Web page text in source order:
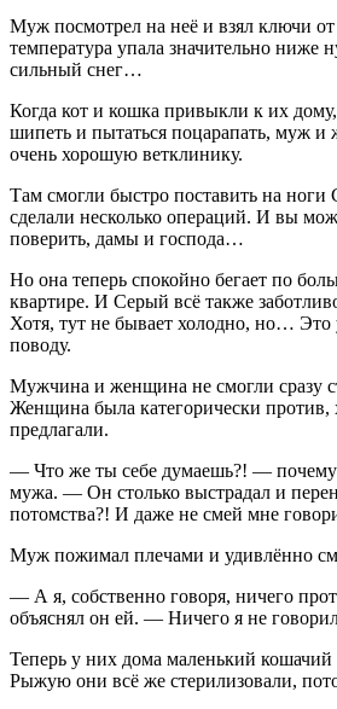
Муж посмотрел на неё и взял ключи
температура упала значительно ниже
сильный снег…
Когда кот и кошка привыкли к их дому,
шипеть и пытаться поцарапать, муж и
очень хорошую ветклинику.
Там смогли быстро поставить на ноги
сделали несколько операций. И вы
поверить, дамы и господа…
Но она теперь спокойно бегает по
квартире. И Серый всё также
Хотя, тут не бывает холодно, но…
поводу.
Мужчина и женщина не смогли сразу
Женщина была категорически против,
предлагали.
— Что же ты себе думаешь?! —
мужа. — Он столько выстрадал и
потомства?! И даже не смей мне
Муж пожимал плечами и удивлённо
— А я, собственно говоря, ничего
объяснял он ей. — Ничего я не
Теперь у них дома маленький
Рыжую они всё же стерилизовали,